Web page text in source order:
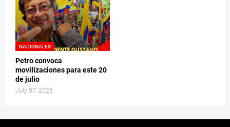
NACIONALES
Petro convoca
movilizaciones para este 20
de julio
July 07, 2026